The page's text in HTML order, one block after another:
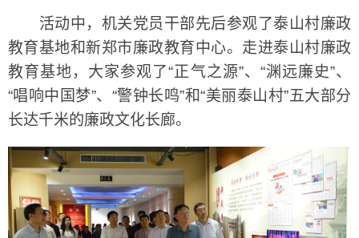
活动中，机关党员干部先后参观了泰山村廉政
教育基地和新郑市廉政教育中心。走进泰山村廉政
教育基地，大家参观了“正气之源”、“渊远廉史”、
“唱响中国梦”、“警钟长鸣”和“美丽泰山村”五大部分
长达千米的廉政文化长廊。